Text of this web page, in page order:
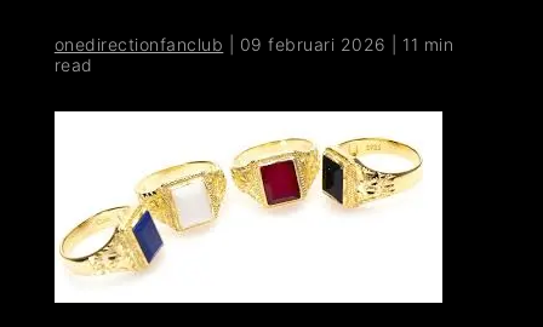
onedirectionfanclub 09 februari 2026
11 min
read